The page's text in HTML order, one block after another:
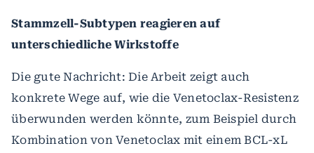
Stammzell-Subtypen reagieren auf
unterschiedliche Wirkstoffe
Die gute Nachricht: Die Arbeit zeigt auch
konkrete Wege auf, wie die Venetoclax-Resistenz
überwunden werden könnte, zum Beispiel durch
Kombination von Venetoclax mit einem BCL-xL